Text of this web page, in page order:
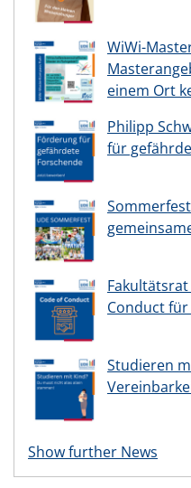
WiWi-
einem Ort
Philipp
für
Conduct
Studieren
Show further News